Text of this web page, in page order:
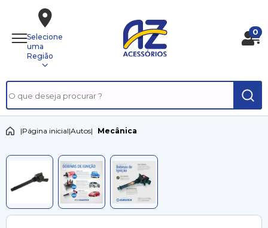
Selecione
uma
Região
0
|Página inicial|Autos| Mecânica